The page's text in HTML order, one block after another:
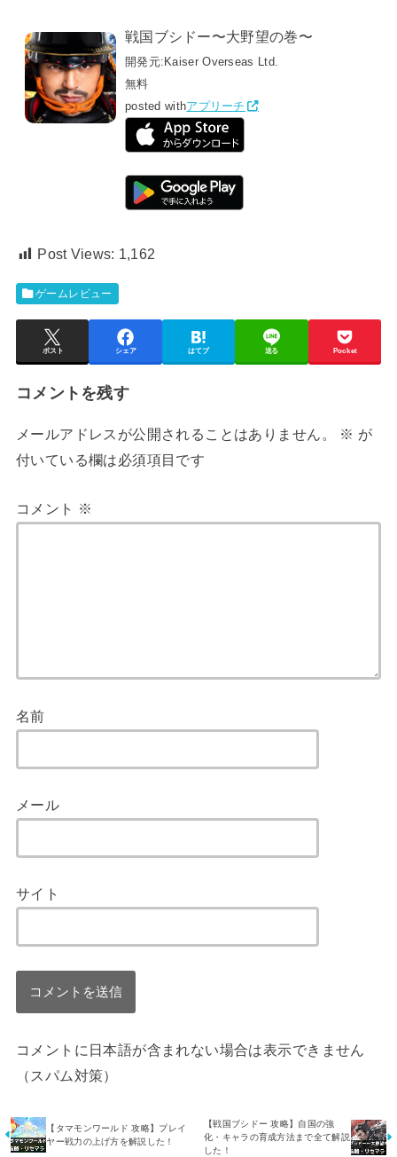
戦国ブシドー〜大野望の巻〜
開発元: Kaiser Overseas Ltd.
無料
posted withアプリーチ
Post Views: 1,162
ゲームレビュー
ポスト シェア はてブ 送る Pocket
コメントを残す
メールアドレスが公開されることはありません。 ※ が
付いている欄は必須項目です
コメント ※
名前
メール
サイト
コメントに日本語が含まれない場合は表示できません
（スパム対策）
【タマモンワールド 攻略】プレイ
ヤー戦力の上げ方を解説した！
【戦国ブシドー 攻略】自国の強
化・キャラの育成方法まで全て解説
した！